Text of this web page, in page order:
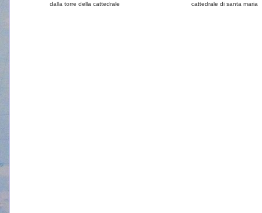
dalla torre della cattedrale cattedrale di santa maria